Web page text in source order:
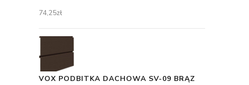
74,25zł
VOX PODBITKA DACHOWA SV-09 BRĄZ